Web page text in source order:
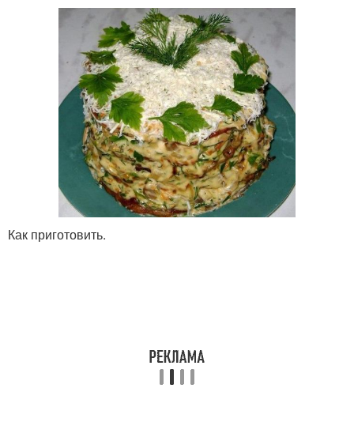
Как приготовить.